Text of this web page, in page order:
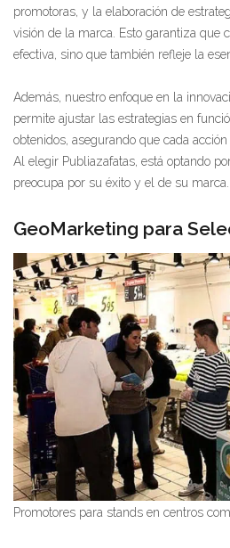
promotoras, y la elaboración de
visión de la marca. Esto garantiza que
efectiva, sino que también refleje la
Además, nuestro enfoque en la
permite ajustar las estrategias en
obtenidos, asegurando que cada
Al elegir Publiazafatas, está optando
preocupa por su éxito y el de su marca.
GeoMarketing para
Promotores para stands en centros